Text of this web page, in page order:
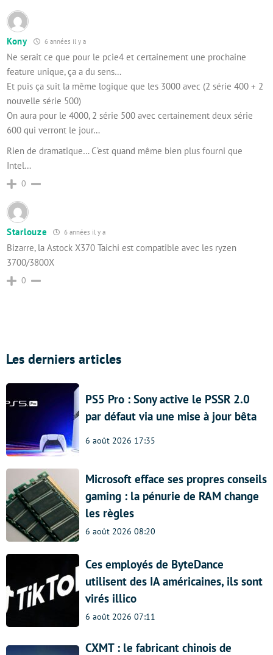
Kony 6 années il y a
Ne serait ce que pour le pcie4 et certainement une prochaine
feature unique, ça a du sens…
Et puis ça suit la même logique que les 3000 avec (2 série 400 + 2
nouvelle série 500)
On aura pour le 4000, 2 série 500 avec certainement deux série
600 qui verront le jour…
Rien de dramatique… C’est quand même bien plus fourni que
Intel…
0
Starlouze 6 années il y a
Bizarre, la Astock X370 Taichi est compatible avec les ryzen
3700/3800X
0
Les derniers articles
PS5 Pro : Sony active le PSSR 2.0
par défaut via une mise à jour bêta
6 août 2026 17:35
Microsoft efface ses propres conseils
gaming : la pénurie de RAM change
les règles
6 août 2026 08:20
Ces employés de ByteDance
utilisent des IA américaines, ils sont
virés illico
6 août 2026 07:11
CXMT : le fabricant chinois de